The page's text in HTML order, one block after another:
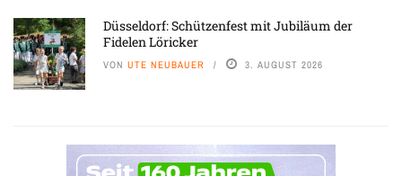
Düsseldorf: Schützenfest mit Jubiläum der
Fidelen Löricker
VON UTE NEUBAUER 3. AUGUST 2026